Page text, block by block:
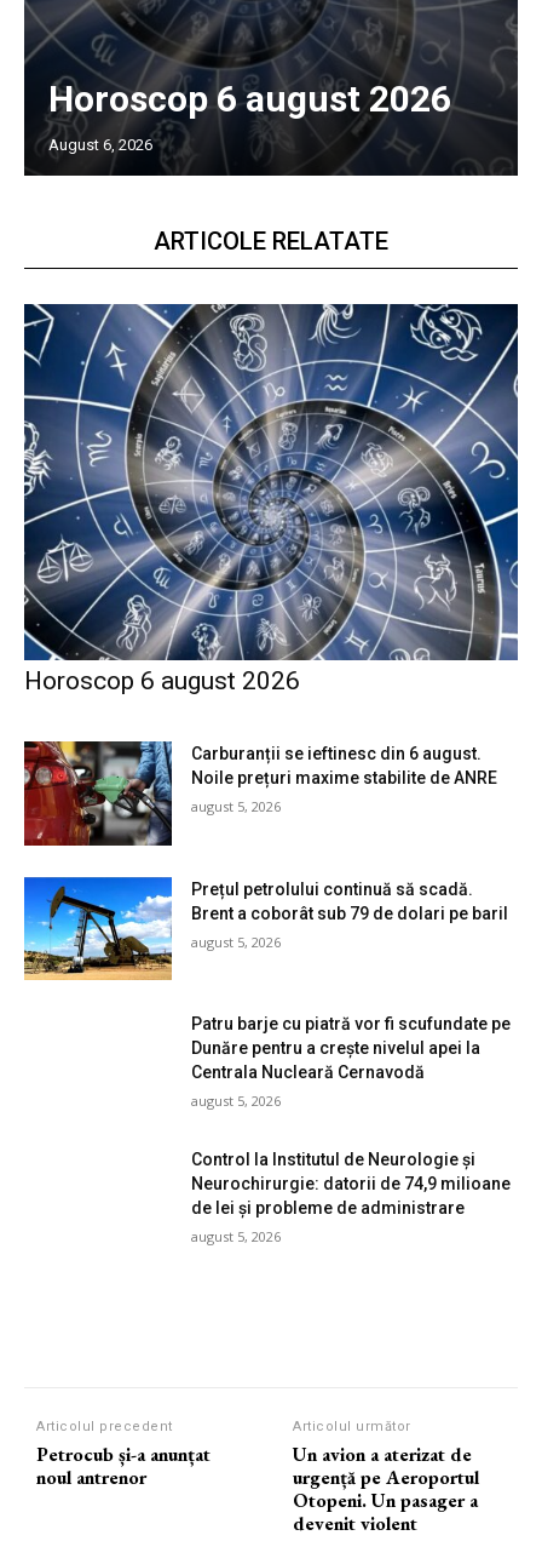
Horoscop 6 august 2026
August 6, 2026
ARTICOLE RELATATE
Horoscop 6 august 2026
Carburanții se ieftinesc din 6 august.
Noile prețuri maxime stabilite de ANRE
august 5, 2026
Prețul petrolului continuă să scadă.
Brent a coborât sub 79 de dolari pe baril
august 5, 2026
Patru barje cu piatră vor fi scufundate pe
Dunăre pentru a crește nivelul apei la
Centrala Nucleară Cernavodă
august 5, 2026
Control la Institutul de Neurologie și
Neurochirurgie: datorii de 74,9 milioane
de lei și probleme de administrare
august 5, 2026
Articolul precedent
Petrocub și-a anunțat
noul antrenor
Articolul următor
Un avion a aterizat de
urgență pe Aeroportul
Otopeni. Un pasager a
devenit violent